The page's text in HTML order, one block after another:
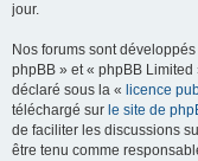
jour.
Nos forums sont
phpBB » et « phpBB
déclaré sous la « licence
téléchargé sur le site de
de faciliter les discussions
être tenu comme